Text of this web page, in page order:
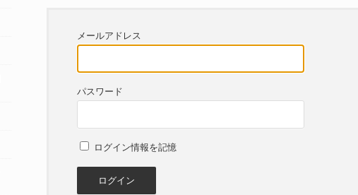
メールアドレス
パスワード
ログイン情報を記憶